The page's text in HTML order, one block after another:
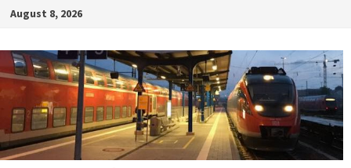
Zum
springen
August 8, 2026